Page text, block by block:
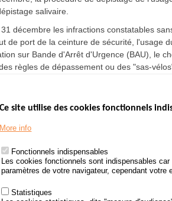
salivaire.
décembre les infractions constatables
de port de la ceinture de sécurité, l'usage
sur Bande d'Arrêt d'Urgence (BAU), le
règles de dépassement ou des "sas-
www.service-
Ce site utilise des cookies fonctionnels
More info
Fonctionnels indispensables
Les cookies fonctionnels sont indispensables
paramètres de votre navigateur, cependant
Statistiques